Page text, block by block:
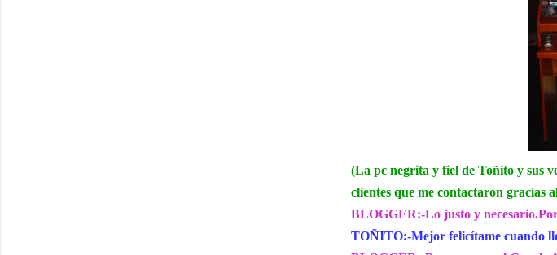
(La pc negrita y fiel de Toñito y sus
clientes que me contactaron gracias
BLOGGER:-Lo justo y
TOÑITO:-Mejor felicítame cuando